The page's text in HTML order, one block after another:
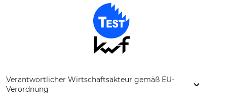
Verantwortlicher Wirtschaftsakteur gemäß EU-
Verordnung